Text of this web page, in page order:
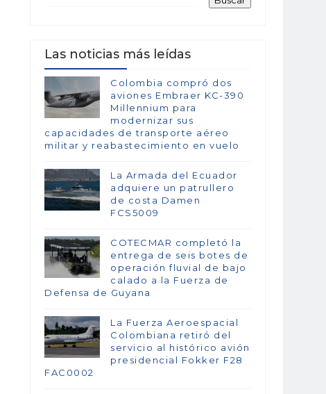
Las noticias más leídas
Colombia compró dos
aviones Embraer KC-390
Millennium para
modernizar sus
capacidades de transporte aéreo
militar y reabastecimiento en vuelo
La Armada del Ecuador
adquiere un patrullero
de costa Damen
FCS5009
COTECMAR completó la
entrega de seis botes de
operación fluvial de bajo
calado a la Fuerza de
Defensa de Guyana
La Fuerza Aeroespacial
Colombiana retiró del
servicio al histórico avión
presidencial Fokker F28
FAC0002